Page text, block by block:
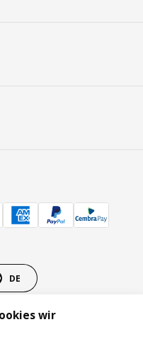
DE
© Inter IKEA Systems B.V.
wir